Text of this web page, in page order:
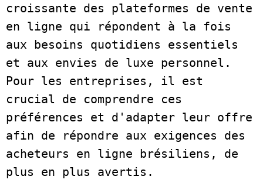
croissante des plateformes de vente
en ligne qui répondent à la fois
aux besoins quotidiens essentiels
et aux envies de luxe personnel.
Pour les entreprises, il est
crucial de comprendre ces
préférences et d'adapter leur offre
afin de répondre aux exigences des
acheteurs en ligne brésiliens, de
plus en plus avertis.